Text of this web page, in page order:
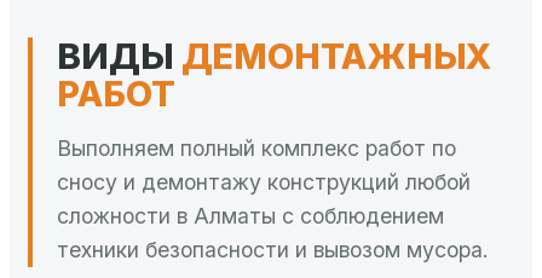
ВИДЫ ДЕМОНТАЖНЫХ
РАБОТ
Выполняем полный комплекс работ по
сносу и демонтажу конструкций любой
сложности в Алматы с соблюдением
техники безопасности и вывозом мусора.